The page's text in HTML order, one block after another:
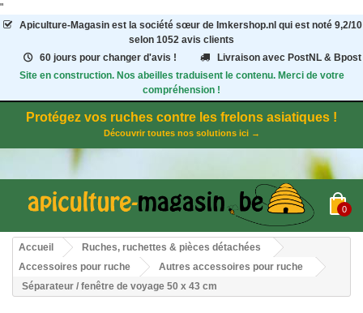
"
Apiculture-Magasinest la société sœur de Imkershop.nl qui est noté 9,2/10
selon 1052 avis clients
60 jours pour changer d'avis !
Livraison avec PostNL & Bpost
Site en construction. Nos abeilles traduisent le contenu. Merci de votre
compréhension !
Protégez vos ruches contre les frelons asiatiques !
Découvrir toutes nos solutions ici →
0
Accueil
Ruches, ruchettes & pièces détachées
Accessoires pour ruche
Autres accessoires pour ruche
Séparateur / fenêtre de voyage 50 x 43 cm